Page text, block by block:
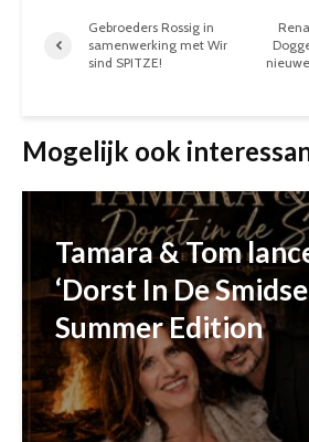
Gebroeders Rossig in
samenwerking met Wir
sind SPITZE!
Mogelijk ook
Tamara & Tom
‘Dorst In De
Summer Edition